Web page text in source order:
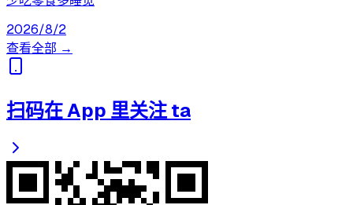
2026/8/2
查看全部 →
扫码在 App 里关注 ta